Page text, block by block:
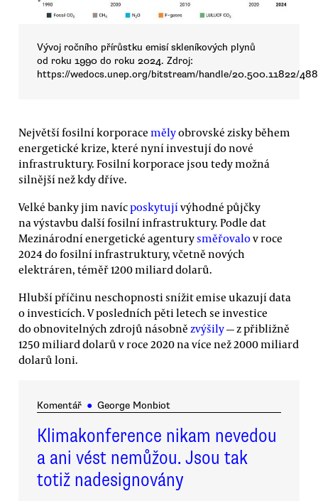
Vývoj ročního přírůstku emisí skleníkových plynů
od roku 1990 do roku 2024. Zdroj:
https://wedocs.unep.org/bitstream/handle/20.500.11822/
Největší fosilní korporace mělyobrovské zisky během
energetické krize, které nyní investují do nové
infrastruktury. Fosilní korporace jsou tedy možná
silnější než kdy dříve.
Velké banky jim navícposkytují výhodné půjčky
na výstavbu další fosilní infrastruktury. Podle dat
Mezinárodní energetické agenturysměřovalov roce
2024 do fosilní infrastruktury, včetně nových
elektráren, téměř 1200 miliard dolarů.
Hlubší příčinu neschopnosti snížit emise ukazují data
o investicích. V posledních pěti letech se investice
do obnovitelných zdrojů násobně zvýšily— z přibližně
1250 miliard dolarů v roce 2020 na více než 2000 miliard
dolarů loni.
Komentář ● George Monbiot
Klimakonference nikam nevedou
a ani vést nemůžou. Jsou tak
totiž nadesignovány